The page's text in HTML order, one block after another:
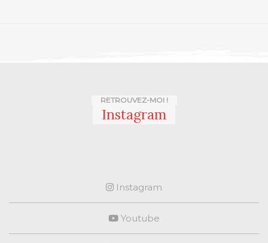
RETROUVEZ-MOI !
Instagram
Instagram
Youtube